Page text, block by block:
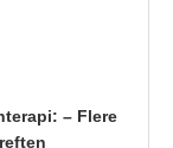
– Flere